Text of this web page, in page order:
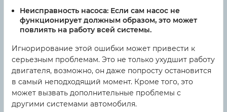
Неисправность насоса: Если сам насос не
функционирует должным образом, это может
повлиять на работу всей системы.
Игнорирование этой ошибки может привести к
серьезным проблемам. Это не только ухудшит работу
двигателя, возможно, он даже попросту остановится
в самый неподходящий момент. Кроме того, это
может вызвать дополнительные проблемы с
другими системами автомобиля.